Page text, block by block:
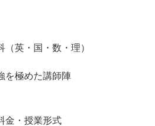
（英・国・数・理）
を極めた講師陣
金・授業形式